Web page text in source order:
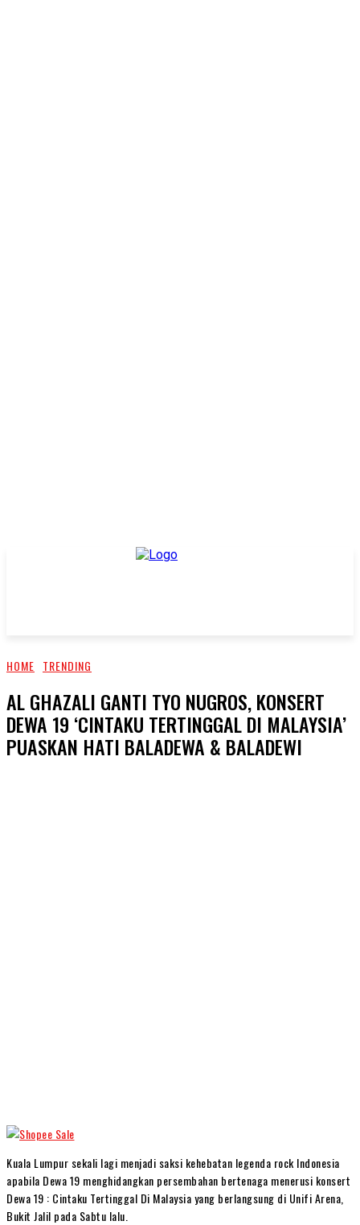
HOME TRENDING
AL GHAZALI GANTI TYO NUGROS, KONSERT
DEWA 19 ‘CINTAKU TERTINGGAL DI MALAYSIA’
PUASKAN HATI BALADEWA & BALADEWI
Kuala Lumpur sekali lagi menjadi saksi kehebatan legenda rock Indonesia
apabila Dewa 19 menghidangkan persembahan bertenaga menerusi konsert
Dewa 19 : Cintaku Tertinggal Di Malaysia yang berlangsung di Unifi Arena,
Bukit Jalil pada Sabtu lalu.